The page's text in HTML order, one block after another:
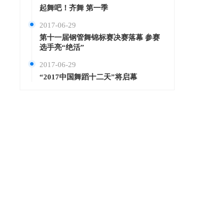
起舞吧！齐舞 第一季
2017-06-29
第十一届钢管舞锦标赛决赛落幕 参赛
选手亮“绝活”
2017-06-29
“2017中国舞蹈十二天”将启幕